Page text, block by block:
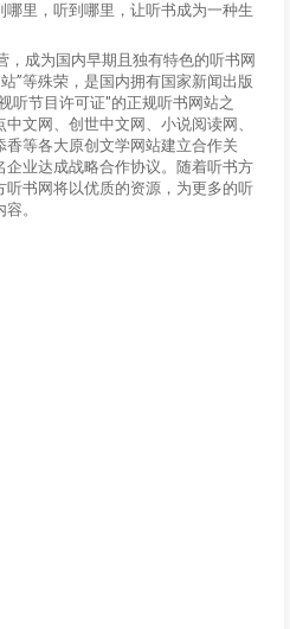
里，听到哪里，让听书成为一种生
，成为国内早期且独有特色的听书网
”等殊荣，是国内拥有国家新闻出版
听节目许可证"的正规听书网站之
文网、创世中文网、小说阅读网、
等各大原创文学网站建立合作关
业达成战略合作协议。随着听书方
书网将以优质的资源，为更多的听
。